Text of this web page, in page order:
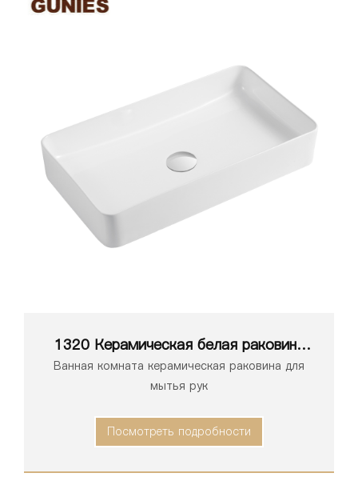
1320 Керамическая белая раковина
для ванной комнаты, умывальник,
раковина
Ванная комната керамическая раковина для
мытья рук
Посмотреть подробности